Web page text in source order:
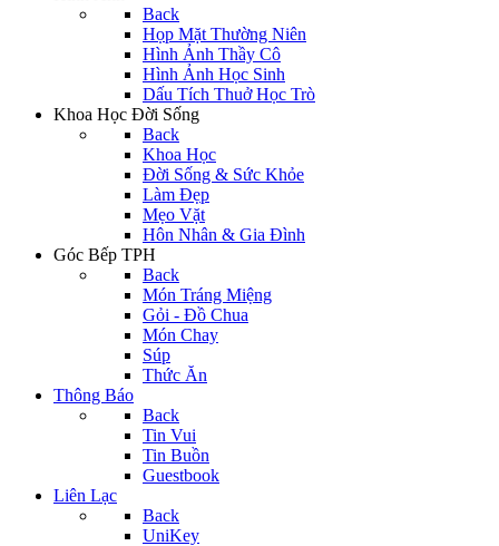
Back
Họp Mặt Thường Niên
Hình Ảnh Thầy Cô
Hình Ảnh Học Sinh
Dấu Tích Thuở Học Trò
Khoa Học Đời Sống
Back
Khoa Học
Đời Sống & Sức Khỏe
Làm Đẹp
Mẹo Vặt
Hôn Nhân & Gia Đình
Góc Bếp TPH
Back
Món Tráng Miệng
Gỏi - Đồ Chua
Món Chay
Súp
Thức Ăn
Thông Báo
Back
Tin Vui
Tin Buồn
Guestbook
Liên Lạc
Back
UniKey